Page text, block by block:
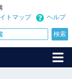
ヘルプ
トマップ